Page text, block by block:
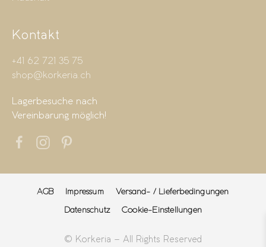
Kontakt
+41 62 721 35 75
shop@korkeria.ch
Lagerbesuche nach
Vereinbarung möglich!
AGB Impressum
Versand- / Lieferbedingungen
Datenschutz
Cookie-Einstellungen
© Korkeria – All Rights Reserved